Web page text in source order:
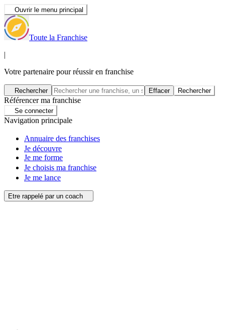
Ouvrir le menu principal
Toute la Franchise
|
Votre partenaire pour réussir en franchise
Rechercher Effacer Rechercher
Référencer ma franchise
Se connecter
Navigation principale
Annuaire des franchises
Je découvre
Je me forme
Je choisis ma franchise
Je me lance
Etre rappelé par un coach